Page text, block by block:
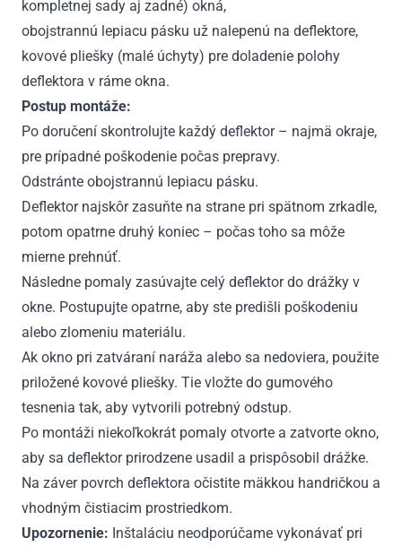
kompletnej sady aj zadné) okná,
obojstrannú lepiacu pásku už nalepenú na deflektore,
kovové pliešky (malé úchyty) pre doladenie polohy
deflektora v ráme okna.
Postup montáže:
Po doručení skontrolujte každý deflektor – najmä okraje,
pre prípadné poškodenie počas prepravy.
Odstránte obojstrannú lepiacu pásku.
Deflektor najskôr zasuňte na strane pri spätnom zrkadle,
potom opatrne druhý koniec – počas toho sa môže
mierne prehnúť.
Následne pomaly zasúvajte celý deflektor do drážky v
okne. Postupujte opatrne, aby ste predišli poškodeniu
alebo zlomeniu materiálu.
Ak okno pri zatváraní naráža alebo sa nedoviera, použite
priložené kovové pliešky. Tie vložte do gumového
tesnenia tak, aby vytvorili potrebný odstup.
Po montáži niekoľkokrát pomaly otvorte a zatvorte okno,
aby sa deflektor prirodzene usadil a prispôsobil drážke.
Na záver povrch deflektora očistite mäkkou handričkou a
vhodným čistiacim prostriedkom.
Upozornenie: Inštaláciu neodporúčame vykonávať pri